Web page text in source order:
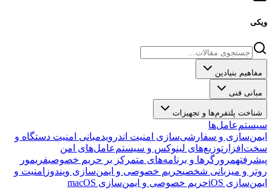
ویکی
مفاهیم بنیادین
مبانی فنی
شناخت پلتفرم‌ها و تجهیزات
سیستم‌عامل‌ها
ایمن‌سازی و سفارشی‌سازی امنیت اندرویدمبانی امنیت دستگاه و
سخت‌افزار توزیع‌های لینوکس و سیستم‌عامل‌های امن
پیشرفتهمرورگرها و برنامه‌های متمرکز بر حریم خصوصیفریمور
روتر و میزبانی شخصیحریم خصوصی و ایمن‌سازی ویندوز امنیت و
ایمن‌سازی iOS
حریم خصوصی و ایمن‌سازی macOS